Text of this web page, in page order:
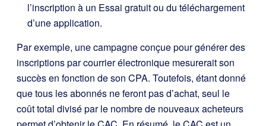
l’inscription à un Essai gratuit ou du téléchargement
d’une application.
Par exemple, une campagne conçue pour générer des
inscriptions par courrier électronique mesurerait son
succès en fonction de son CPA. Toutefois, étant donné
que tous les abonnés ne feront pas d’achat, seul le
coût total divisé par le nombre de nouveaux acheteurs